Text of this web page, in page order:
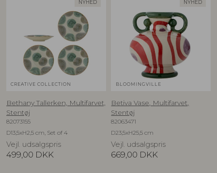
NYHED
CREATIVE COLLECTION
Bethany Tallerken, Multifarvet,
Stentøj
82073155
D13,5xH2,5 cm, Set of 4
Vejl. udsalgspris
499,00 DKK
NYHED
BLOOMINGVILLE
Betiva Vase, Multifarvet,
Stentøj
82063471
D23,5xH25,5 cm
Vejl. udsalgspris
669,00 DKK